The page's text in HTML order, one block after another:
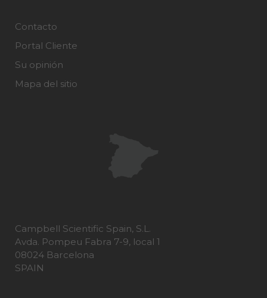
Contacto
Portal Cliente
Su opinión
Mapa del sitio
Campbell Scientific Spain, S.L.
Avda. Pompeu Fabra 7-9, local 1
08024 Barcelona
SPAIN